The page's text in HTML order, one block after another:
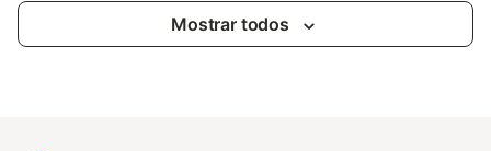
Mostrar todos